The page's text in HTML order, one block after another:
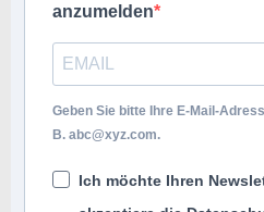
anzumelden
Geben Sie bitte Ihre E-Mail-
B. abc@xyz.com.
Ich möchte Ihren